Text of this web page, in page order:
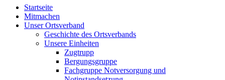
Startseite
Mitmachen
Unser Ortsverband
Geschichte des Ortsverbands
Unsere Einheiten
Zugtrupp
Bergungsgruppe
Fachgruppe Notversorgung und